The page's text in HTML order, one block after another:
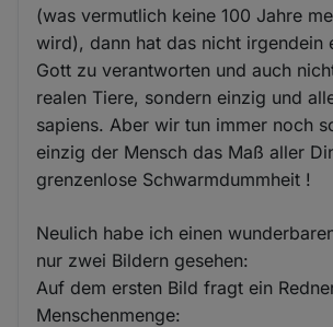
(was vermutlich keine 100 Jahre
wird), dann hat das nicht irgendein
Gott zu verantworten und auch
realen Tiere, sondern einzig und
sapiens. Aber wir tun immer noch
einzig der Mensch das Maß aller
grenzenlose Schwarmdummheit !
Neulich habe ich einen
nur zwei Bildern gesehen:
Auf dem ersten Bild fragt ein
Menschenmenge: